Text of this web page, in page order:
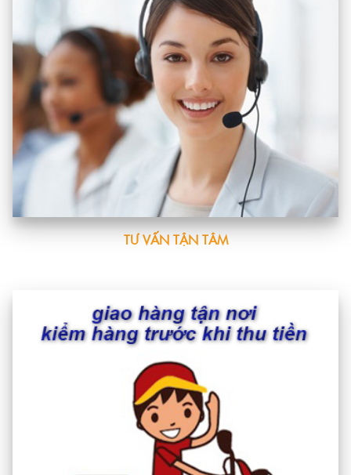
TƯ VẤN TẬN TÂM